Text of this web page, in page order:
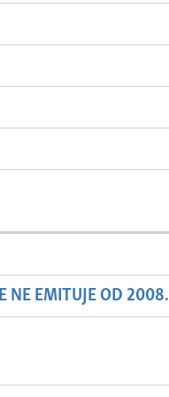
NE EMITUJE OD 2008.